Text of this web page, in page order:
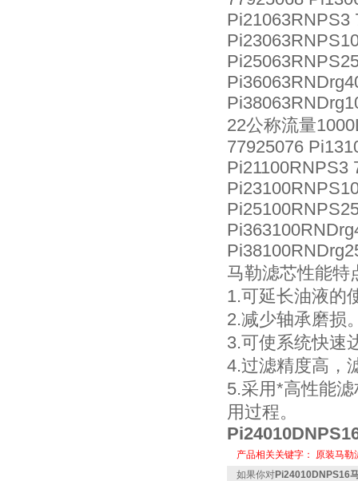
Pi21063RNPS3
22公称流量
77925076
Pi21100RNPS3
马勒滤芯性能特
1.可延长油液的
2.减少轴承磨损
3.可使系统快速
4.过滤精度高，
5.采用*高性能
用过程。
产品相关关键字： 原装马勒
如果你对Pi24010DNPS16